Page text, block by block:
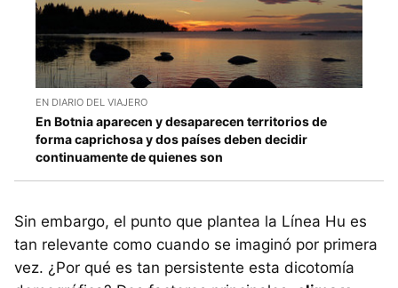
EN DIARIO DEL VIAJERO
En Botnia aparecen y desaparecen territorios de
forma caprichosa y dos países deben decidir
continuamente de quienes son
Sin embargo, el punto que plantea la Línea Hu es
tan relevante como cuando se imaginó por primera
vez. ¿Por qué es tan persistente esta dicotomía